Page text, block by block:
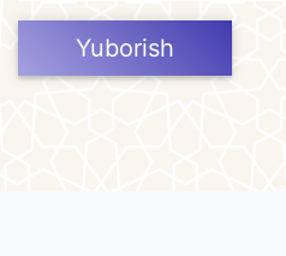
Yuborish